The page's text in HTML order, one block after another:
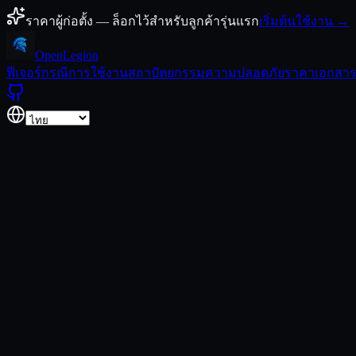
ข้ามไปยังเนื้อหา
ราคาผู้ก่อตั้ง — ล็อกไว้สำหรับลูกค้ารุ่นแรกเริ่มต้นใช้งาน →
OpenLegion
ฟีเจอร์กรณีการใช้งานสถาปัตยกรรมความปลอดภัยราคาเอกสาร